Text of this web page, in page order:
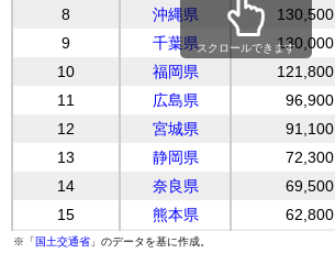
8
沖縄県 130,500
9
千葉県 130,000
10
福岡県 121,800
11
広島県 96,900
12
宮城県 91,100
13
静岡県 72,300
14
奈良県 69,500
15
熊本県 62,800
16
石川県
スクロールできます
※「国土交通省 」のデータを基に作成。